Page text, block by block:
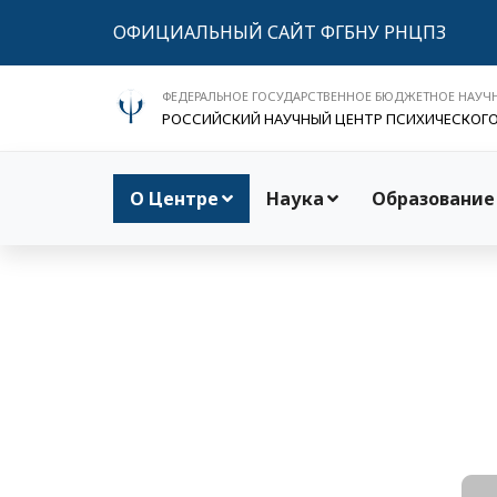
ОФИЦИАЛЬНЫЙ САЙТ ФГБНУ РНЦПЗ
ФЕДЕРАЛЬНОЕ ГОСУДАРСТВЕННОЕ БЮДЖЕТНОЕ
РОССИЙСКИЙ НАУЧНЫЙ ЦЕНТР
О Центре Наука Образование